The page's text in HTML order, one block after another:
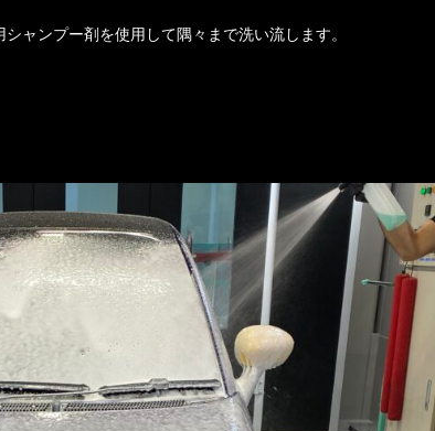
ャンプー剤を使用して隅々まで洗い流します。